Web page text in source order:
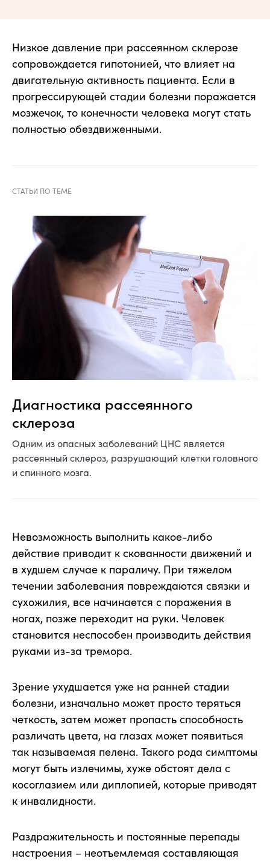
Низкое давление при рассеянном склерозе
сопровождается гипотонией, что влияет на
двигательную активность пациента. Если в
прогрессирующей стадии болезни поражается
мозжечок, то конечности человека могут стать
полностью обездвиженными.
Диагностика рассеянного
склероза
Одним из опасных заболеваний ЦНС является
рассеянный склероз, разрушающий клетки головного
и спинного мозга.
Невозможность выполнить какое-либо
действие приводит к скованности движений и
в худшем случае к параличу. При тяжелом
течении заболевания повреждаются связки и
сухожилия, все начинается с поражения в
ногах, позже переходит на руки. Человек
становится неспособен производить действия
руками из-за тремора.
Зрение ухудшается уже на ранней стадии
болезни, изначально может просто теряться
четкость, затем может пропасть способность
различать цвета, на глазах может появиться
так называемая пелена. Такого рода симптомы
могут быть излечимы, хуже обстоят дела с
косоглазием или диплопией, которые приводят
к инвалидности.
Раздражительность и постоянные перепады
настроения – неотъемлемая составляющая